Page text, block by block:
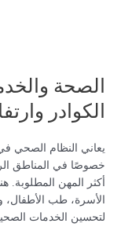
الصحة
الكوادر
يعاني النظام الصحي
خصوصًا في المناطق
أكثر المهن
الأسرة، طب الأطفال،
لتحسين الخدمات